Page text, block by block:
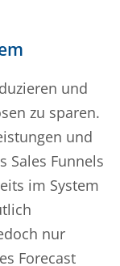
und
zu sparen.
und
Sales Funnels
im System
nur
Forecast